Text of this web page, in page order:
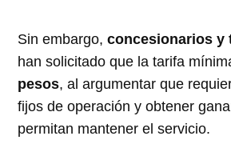
Sin embargo,concesionarios y
han solicitado que la tarifa
pesos, al argumentar que
fijos de operación y obtener
permitan mantener el servicio.